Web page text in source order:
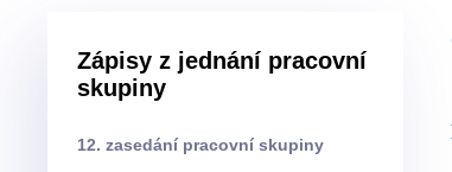
Zápisy z jednání pracovní
skupiny
12. zasedání pracovní skupiny